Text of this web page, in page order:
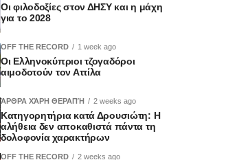
Οι φιλοδοξίες στον ΔΗΣΥ και η μάχη
για το 2028
OFF THE RECORD 1 week ago
Οι Ελληνοκύπριοι τζογαδόροι
αιμοδοτούν τον Αττίλα
ΆΡΘΡΑ ΧΆΡΗ ΘΕΡΑΠΉ 2 weeks ago
Κατηγορητήρια κατά Δρουσιώτη: Η
αλήθεια δεν αποκαθιστά πάντα τη
δολοφονία χαρακτήρων
OFF THE RECORD 2 weeks ago